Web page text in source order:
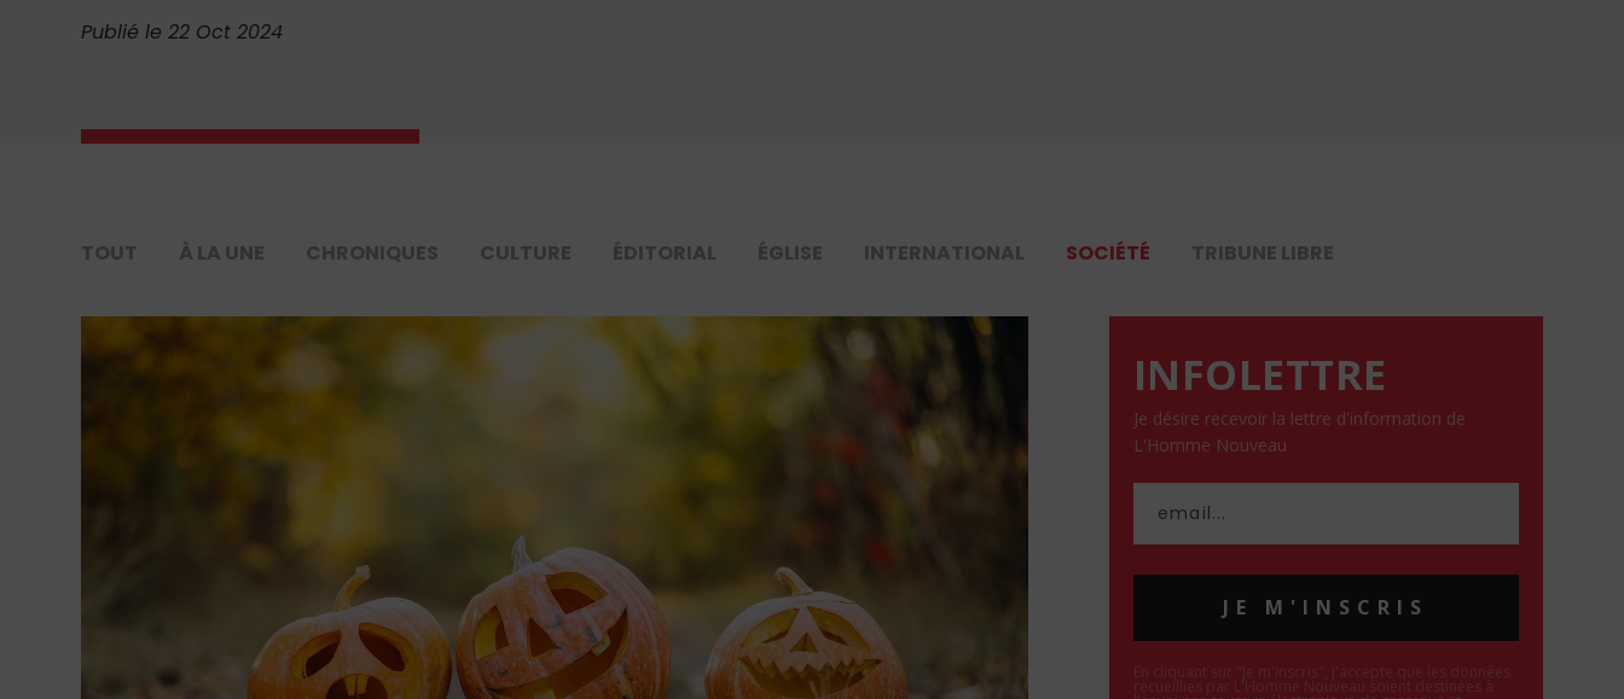
Publié le 22 Oct 2024
TOUT À LA UNE CHRONIQUES CULTURE ÉDITORIAL ÉGLISE INTERNATIONAL SOCIÉTÉ TRIBUNE LIBRE
INFOLETTRE
Je désire recevoir la lettre d'information de
L'Homme Nouveau
JE M'INSCRIS
En cliquant sur "Je m'inscris", j'accepte que les données
recueillies par L'Homme Nouveau soient destinées à